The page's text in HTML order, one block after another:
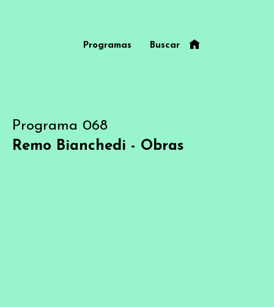
Programas Buscar
Programa 068
Remo Bianchedi - Obras